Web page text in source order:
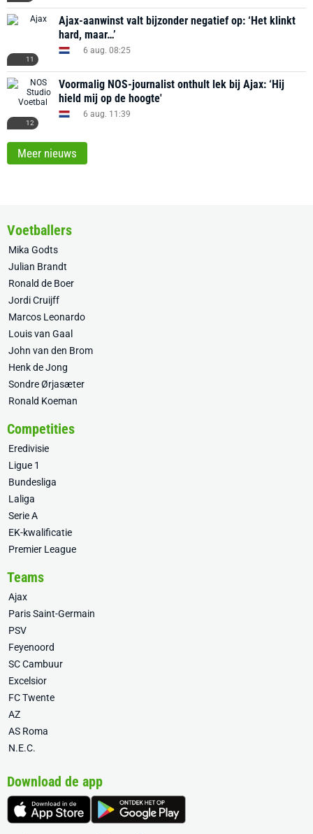
11
Ajax-aanwinst valt bijzonder negatief op: ‘Het klinkt
hard, maar…’
6 aug. 08:25
12
Voormalig NOS-journalist onthult lek bij Ajax: ‘Hij
hield mij op de hoogte'
6 aug. 11:39
Meer nieuws
Voetballers
Mika Godts
Julian Brandt
Ronald de Boer
Jordi Cruijff
Marcos Leonardo
Louis van Gaal
John van den Brom
Henk de Jong
Sondre Ørjasæter
Ronald Koeman
Competities
Eredivisie
Ligue 1
Bundesliga
Laliga
Serie A
EK-kwalificatie
Premier League
Teams
Ajax
Paris Saint-Germain
PSV
Feyenoord
SC Cambuur
Excelsior
FC Twente
AZ
AS Roma
N.E.C.
Download de app